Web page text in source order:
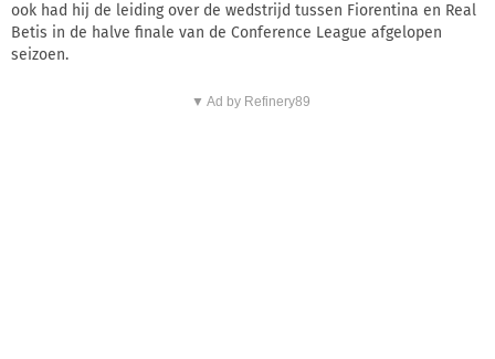
ook had hij de leiding over de wedstrijd tussen Fiorentina en Real
Betis in de halve finale van de Conference League afgelopen
seizoen.
▼ Ad by Refinery89